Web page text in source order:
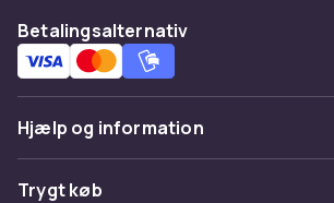
Betalingsalternativ
Hjælp og information
Ofte stillede spørgsmål
Trygt køb